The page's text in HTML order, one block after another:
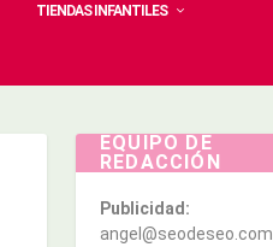
TIENDAS INFANTILES
EQUIPO DE
REDACCIÓN
Publicidad:
angel@seodeseo.com